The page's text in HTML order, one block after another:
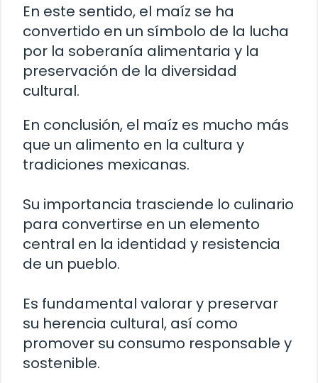
En este sentido, el maíz se ha
convertido en un símbolo de la lucha
por la soberanía alimentaria y la
preservación de la diversidad
cultural.
En conclusión, el maíz es mucho más
que un alimento en la cultura y
tradiciones mexicanas.
Su importancia trasciende lo culinario
para convertirse en un elemento
central en la identidad y resistencia
de un pueblo.
Es fundamental valorar y preservar
su herencia cultural, así como
promover su consumo responsable y
sostenible.